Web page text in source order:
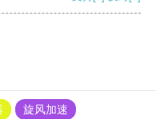
旋风加速